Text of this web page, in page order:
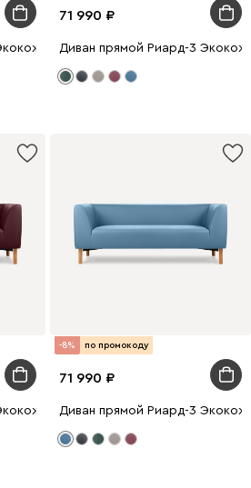
Бежевый
71 990
Диван прямой Риард-3
Бордовый
-8% по промокоду
71 990
Диван прямой Риард-3